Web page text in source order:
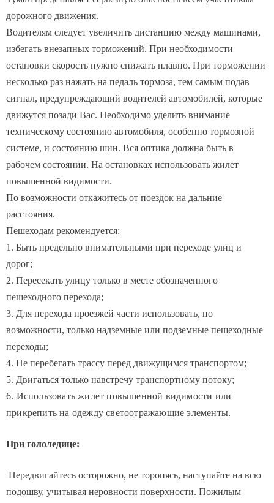
дорожного движения.
Водителям следует увеличить дистанцию между машинами,
избегать внезапных торможений. При необходимости
остановки скорость нужно снижать плавно. При торможении
несколько раз нажать на педаль тормоза, тем самым подав
сигнал, предупреждающий водителей автомобилей, которые
движутся позади Вас. Необходимо уделить внимание
техническому состоянию автомобиля, особенно тормозной
системе, и состоянию шин. Вся оптика должна быть в
рабочем состоянии. На остановках использовать жилет
повышенной видимости.
По возможности откажитесь от поездок на дальние
Пешеходам рекомендуется:
1. Быть предельно внимательными при переходе улиц и
2. Пересекать улицу только в месте обозначенного
пешеходного перехода;
3. Для перехода проезжей части использовать, по
возможности, только надземные или подземные пешеходные
4. Не перебегать трассу перед движущимся транспортом;
5. Двигаться только навстречу транспортному потоку;
6. Использовать жилет повышенной видимости или
прикрепить на одежду светоотражающие элементы.
подошву, учитывая неровности поверхности. Пожилым
людям рекомендуется использовать трость с резиновым